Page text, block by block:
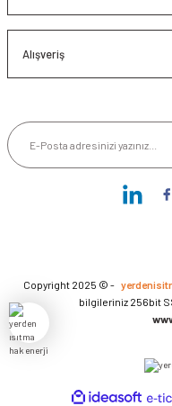
Alışveriş
Copyright 2025 © -
bilgileriniz 256bit